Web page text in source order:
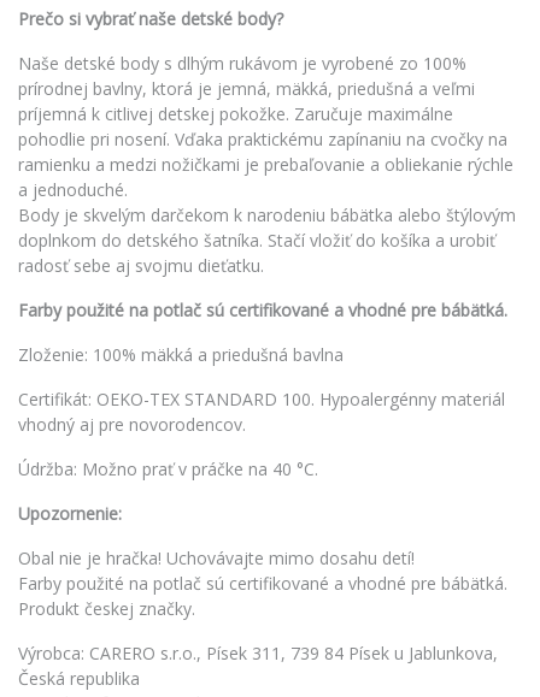
Prečo si vybrať naše detské body?
Naše detské body s dlhým rukávom je vyrobené zo 100%
prírodnej bavlny, ktorá je jemná, mäkká, priedušná a veľmi
príjemná k citlivej detskej pokožke. Zaručuje maximálne
pohodlie pri nosení. Vďaka praktickému zapínaniu na cvočky na
ramienku a medzi nožičkami je prebaľovanie a obliekanie rýchle
a jednoduché.
Body je skvelým darčekom k narodeniu bábätka alebo štýlovým
doplnkom do detského šatníka. Stačí vložiť do košíka a urobiť
radosť sebe aj svojmu dieťatku.
Farby použité na potlač sú certifikované a vhodné pre bábätká.
Zloženie: 100% mäkká a priedušná bavlna
Certifikát: OEKO-TEX STANDARD 100. Hypoalergénny materiál
vhodný aj pre novorodencov.
Údržba: Možno prať v práčke na 40 °C.
Upozornenie:
Obal nie je hračka! Uchovávajte mimo dosahu detí!
Farby použité na potlač sú certifikované a vhodné pre bábätká.
Produkt českej značky.
Výrobca: CARERO s.r.o., Písek 311, 739 84 Písek u Jablunkova,
Česká republika